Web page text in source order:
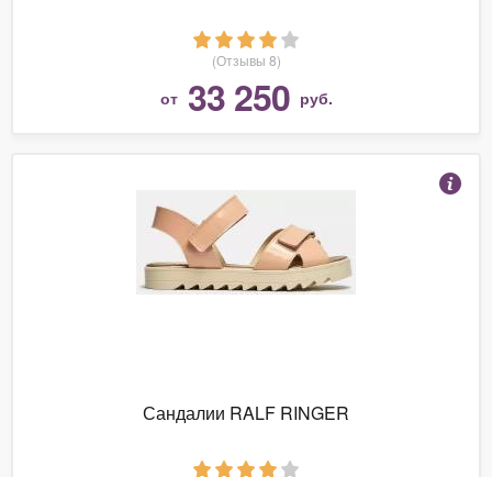
(Отзывы 8)
от 33 250 руб.
Сандалии RALF RINGER